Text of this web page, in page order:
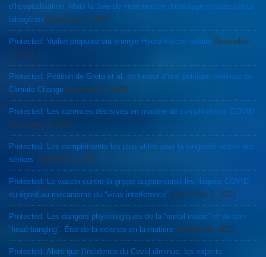
d’hospitalisation. Mais la Joie de vivre encore davantage et sans effets
iatrogènes November 4, 2021
Protected: Voilier propulsé via énergie Hydro-électro-solaire November
3, 2021
Protected: Pétition de Greta et al, en faveur d’une politique sérieuse du
Climate Change November 2, 2021
Protected: Les carences décisives en matière de complications COVID
November 1, 2021
Protected: Les compléments les plus utiles pour la longévité active des
séniors November 1, 2021
Protected: Le vaccin contre la grippe augmenterait les risques COVID
eu égard au mécanisme du “virus interference”. November 1, 2021
Protected: Les dangers physiologiques de la “metal music” et de son
“head-banging”. État de la science en la matière October 31, 2021
Protected: Alors que l’incidence du Covid diminue, les experts